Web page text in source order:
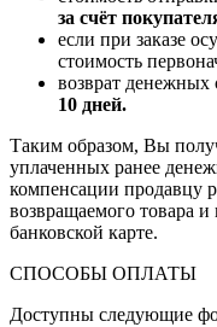
за счёт
если при заказе
стоимость
возврат денежных
10 дней.
Таким образом, Вы
уплаченных ранее
компенсации продавцу
возвращаемого товара
банковской карте.
СПОСОБЫ ОПЛАТЫ
Доступны следующие